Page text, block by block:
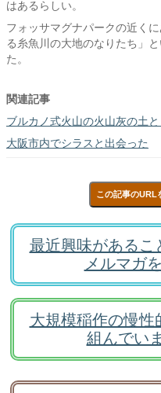
はあるらしい。
フォッサマグナパークの近く
る糸魚川の大地のなりたち」
た。
関連記事
ブルカノ式火山の火山灰の土
大阪市内でシラスと出会った
この記事のURL
最近興味があるこ
メルマガ
大規模稲作の慢性
組んでい